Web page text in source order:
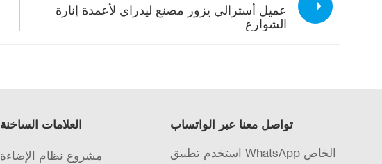
عميل أسترالي يزور مصنع ليدراي لأعمدة إنارة
الشوارع
العلامات الساخنة
مشروع نظام الإضاءة
تواصل معنا عبر الواتساب
استخدم تطبيق WhatsApp الخاص